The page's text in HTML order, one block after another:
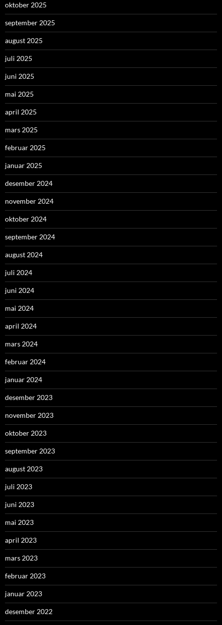
oktober 2025
september 2025
august 2025
juli 2025
juni 2025
mai 2025
april 2025
mars 2025
februar 2025
januar 2025
desember 2024
november 2024
oktober 2024
september 2024
august 2024
juli 2024
juni 2024
mai 2024
april 2024
mars 2024
februar 2024
januar 2024
desember 2023
november 2023
oktober 2023
september 2023
august 2023
juli 2023
juni 2023
mai 2023
april 2023
mars 2023
februar 2023
januar 2023
desember 2022